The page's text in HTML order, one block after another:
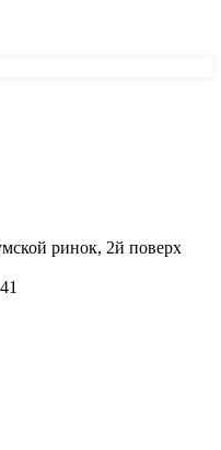
ринок, 2й поверх